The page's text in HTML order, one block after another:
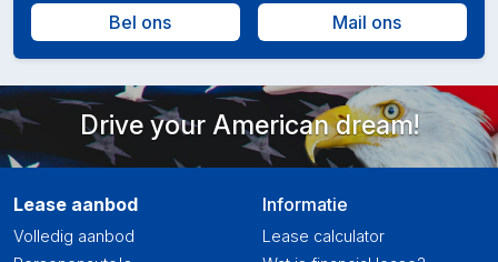
Bel ons Mail ons
Drive your American dream!
Lease aanbod
Volledig aanbod
Informatie
Lease calculator